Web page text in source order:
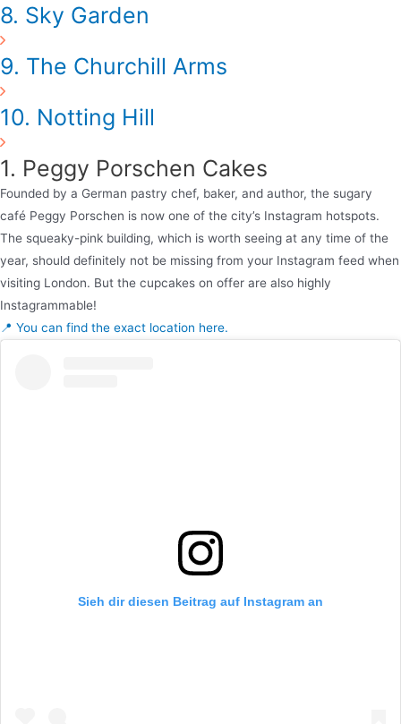
8. Sky Garden
9. The Churchill Arms
10. Notting Hill
1. Peggy Porschen Cakes
Founded by a German pastry chef, baker, and author, the sugary
café Peggy Porschen is now one of the city’s Instagram hotspots.
The squeaky-pink building, which is worth seeing at any time of the
year, should definitely not be missing from your Instagram feed when
visiting London. But the cupcakes on offer are also highly
Instagrammable!
📍 You can find the exact location here.
Sieh dir diesen Beitrag auf Instagram an